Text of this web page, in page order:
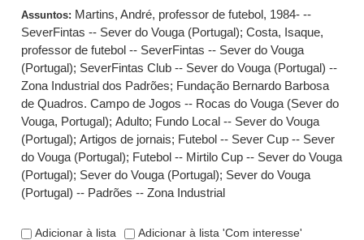
Assuntos: Martins, André, professor de futebol, 1984- --
SeverFintas -- Sever do Vouga (Portugal);Costa, Isaque,
professor de futebol -- SeverFintas -- Sever do Vouga
(Portugal); SeverFintas Club -- Sever do Vouga (Portugal) --
Zona Industrial dos Padrões; Fundação Bernardo Barbosa
de Quadros. Campo de Jogos -- Rocas do Vouga (Sever do
Vouga, Portugal);Adulto; Fundo Local -- Sever do Vouga
(Portugal);Artigos de jornais; Futebol -- Sever Cup -- Sever
do Vouga (Portugal); Futebol -- Mirtilo Cup -- Sever do Vouga
(Portugal); Sever do Vouga (Portugal); Sever do Vouga
(Portugal) -- Padrões -- Zona Industrial
Adicionar à lista Adicionar à lista 'Com interesse'